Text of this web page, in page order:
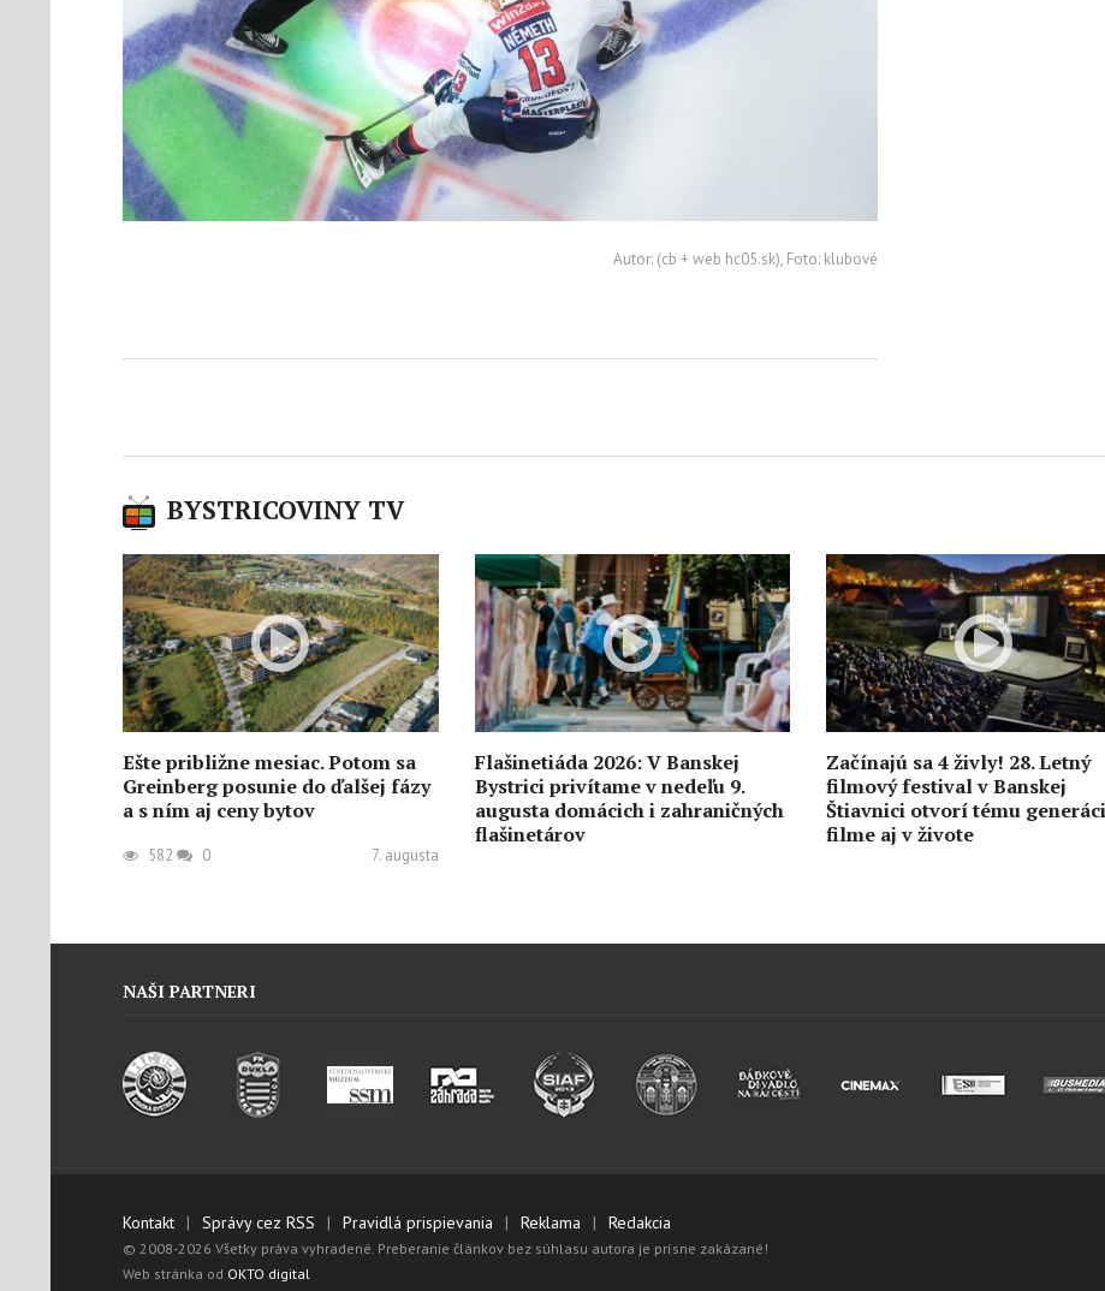
Autor: (cb + web hc05.sk), Foto: klubové
BYSTRICOVINY TV
Ešte približne mesiac. Potom sa
Greinberg posunie do ďalšej fázy
a s ním aj ceny bytov
582 0 7. augusta
Flašinetiáda 2026: V Banskej
Bystrici privítame v nedeľu 9.
augusta domácich i zahraničných
flašinetárov
Začínajú sa 4 živly! 28. Letný
filmový festival v Banskej
Štiavnici otvorí tému
filme aj v živote
Navštívte Turistické dni
Horehronia a Dni obce Bystrá
1820 0 5. augusta
V sobotu 8. augusta 2026 budú
mať Horná Mičiná a Baláže dni
Augustové CINEMAX BB je tu
NAŠI PARTNERI
Kontakt Správy cez RSS Pravidlá prispievania Reklama Redakcia
© 2008-2026 Všetky práva vyhradené. Preberanie článkov bez súhlasu autora je prísne zakázané!
Web stránka od OKTO digital